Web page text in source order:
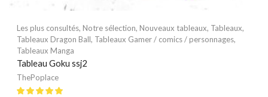
Les plus consultés, Notre sélection, Nouveaux tableaux, Tableaux,
Tableaux Dragon Ball, Tableaux Gamer / comics / personnages,
Tableaux Manga
Tableau Goku ssj2
ThePoplace